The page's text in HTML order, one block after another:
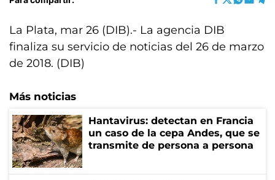
La Plata, mar 26 (DIB).- La agencia DIB
finaliza su servicio de noticias del 26 de marzo
de 2018. (DIB)
Más noticias
Hantavirus: detectan en Francia
un caso de la cepa Andes, que se
transmite de persona a persona